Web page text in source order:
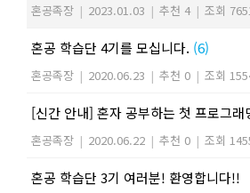
혼공족장 | 2023.01.03 | 추천 4 | 조회
혼공 학습단 4기를 모십니다. (6)
혼공족장 | 2020.06.23 | 추천 0 | 조회
[신간 안내] 혼자 공부하는 첫 프로그
혼공족장 | 2020.06.22 | 추천 0 | 조회
혼공 학습단 3기 여러분! 환영합니다!!